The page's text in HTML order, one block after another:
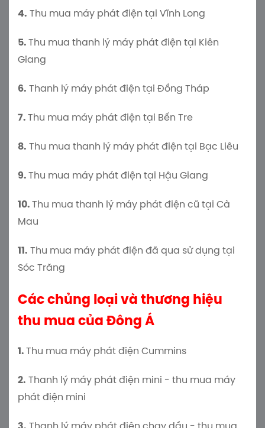
4. Thu mua máy phát điện tại Vĩnh Long
5. Thu mua thanh lý máy phát điện tại Kiên
Giang
6. Thanh lý máy phát điện tại Đồng Tháp
7. Thu mua máy phát điện tại Bến Tre
8. Thu mua thanh lý máy phát điện tại Bạc Liêu
9. Thu mua máy phát điện tại Hậu Giang
10. Thu mua thanh lý máy phát điện cũ tại Cà
Mau
11. Thu mua máy phát điện đã qua sử dụng tại
Sóc Trăng
Các chủng loại và thương hiệu
thu mua của Đông Á
1. Thu mua máy phát điện Cummins
2. Thanh lý máy phát điện mini - thu mua máy
phát điện mini